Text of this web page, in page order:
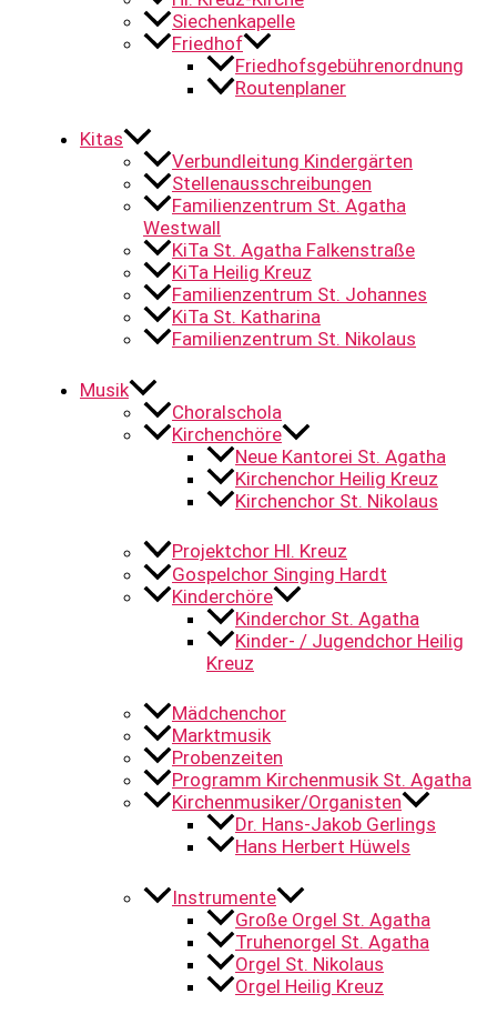
Siechenkapelle
Friedhof
Friedhofsgebührenordnung
Routenplaner
Kitas
Verbundleitung Kindergärten
Stellenausschreibungen
Familienzentrum St. Agatha
Westwall
KiTa St. Agatha Falkenstraße
KiTa Heilig Kreuz
Familienzentrum St. Johannes
KiTa St. Katharina
Familienzentrum St. Nikolaus
Musik
Choralschola
Kirchenchöre
Neue Kantorei St. Agatha
Kirchenchor Heilig Kreuz
Kirchenchor St. Nikolaus
Projektchor Hl. Kreuz
Gospelchor Singing Hardt
Kinderchöre
Kinderchor St. Agatha
Kinder- / Jugendchor Heilig
Kreuz
Mädchenchor
Marktmusik
Probenzeiten
Programm Kirchenmusik St. Agatha
Kirchenmusiker/Organisten
Dr. Hans-Jakob Gerlings
Hans Herbert Hüwels
Instrumente
Große Orgel St. Agatha
Truhenorgel St. Agatha
Orgel St. Nikolaus
Orgel Heilig Kreuz